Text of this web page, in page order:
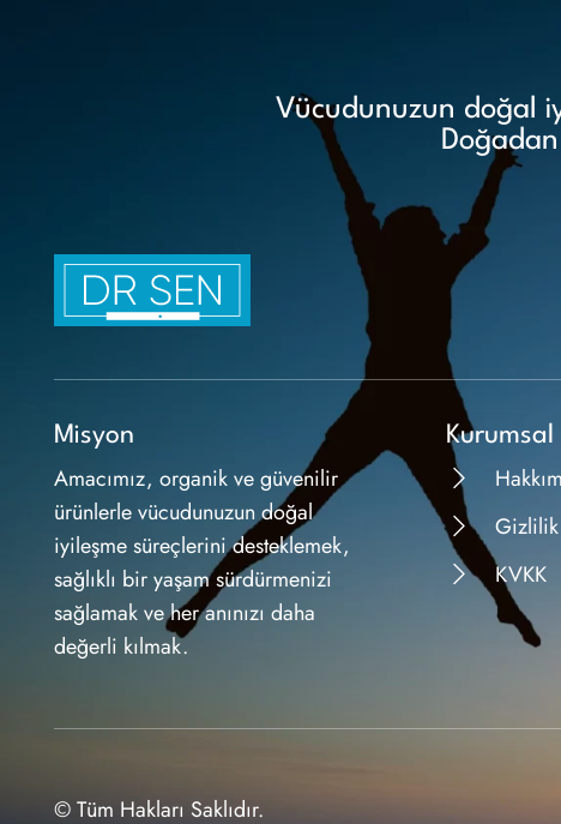
Vücudunuzun doğal
Misyon
Amacımız, organik ve güvenilir
ürünlerle vücudunuzun doğal
iyileşme süreçlerini desteklemek,
sağlıklı bir yaşam sürdürmenizi
sağlamak ve her anınızı daha
değerli kılmak.
Kurumsal
Gizlilik
KVKK
© Tüm Hakları Saklıdır.